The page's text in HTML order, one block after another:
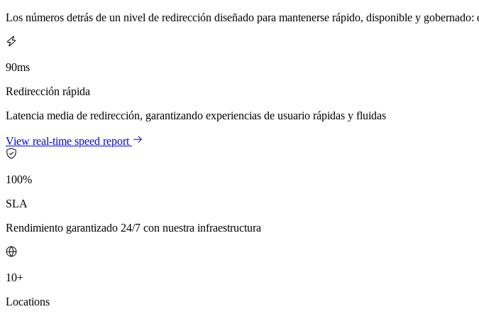
Los números detrás de un nivel de redirección diseñado para mantenerse rápido, disponible y
90ms
Redirección rápida
Latencia media de redirección, garantizando experiencias de usuario rápidas y fluidas
View real-time speed report
100%
SLA
Rendimiento garantizado 24/7 con nuestra infraestructura
10+
Locations